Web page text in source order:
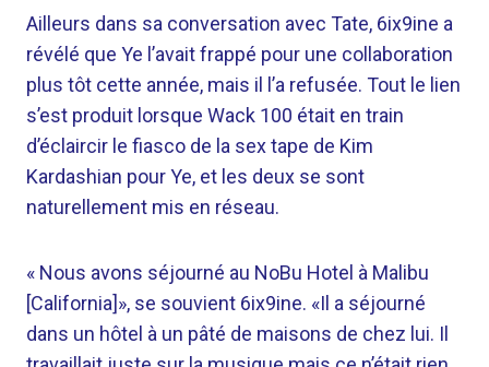
Ailleurs dans sa conversation avec Tate, 6ix9ine a
révélé que Ye l’avait frappé pour une collaboration
plus tôt cette année, mais il l’a refusée. Tout le lien
s’est produit lorsque Wack 100 était en train
d’éclaircir le fiasco de la sex tape de Kim
Kardashian pour Ye, et les deux se sont
naturellement mis en réseau.
« Nous avons séjourné au NoBu Hotel à Malibu
[California]», se souvient 6ix9ine. «Il a séjourné
dans un hôtel à un pâté de maisons de chez lui. Il